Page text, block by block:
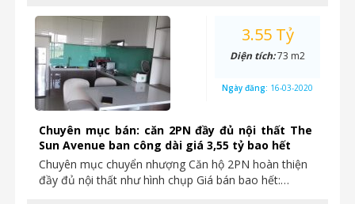
Chuyên mục bán: căn 2PN đầy đủ nội thất The
Sun Avenue ban công dài giá 3,55 tỷ bao hết
Chuyên mục chuyển nhượng Căn hộ 2PN hoàn thiện
đầy đủ nội thất như hình chụp Giá bán bao hết:…
3.55 Tỷ
Diện tích:73 m2
Ngày đăng: 16-03-2020